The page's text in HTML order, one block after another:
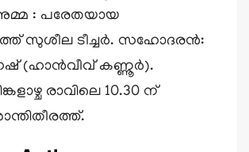
: പരേതയായ
സുശീല ടീച്ചർ. സഹോദരൻ:
(ഹാൻവീവ് കണ്ണൂർ).
രാവിലെ 10.30 ന്